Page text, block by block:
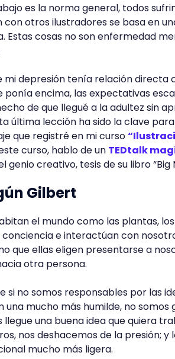
es la norma general, todos
otros ilustradores se basa en
Estas cosas no son enfermedad
mi depresión tenía relación directa
ponía encima, las expectativas
de que llegué a la adultez sin
última lección ha sido la clave
que registré en mi curso
curso, hablo de un TEDtalk
genio creativo, tesis de su libro “Big
Gilbert
el mundo como las plantas,
e interactúan con
que ellas eligen presentarse a
otra persona.
si no somos responsables por las
mucho más humilde, no somos
una buena idea que quiera
nos deshacemos de la presión; y
mucho más ligera.